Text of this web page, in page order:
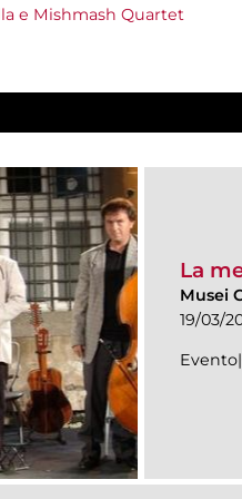
e Mishmash Quartet
La
Musei
19/03/